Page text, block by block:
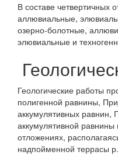
В составе четвертичных
аллювиальные,
озерно-болотные,
элювиальные и
Геологические работы
полигенной равнины,
аккумулятивных равнин,
аккумулятивной
отложениях,
надпойменной террасы